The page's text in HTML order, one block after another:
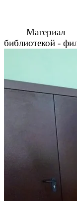
библиотекой -